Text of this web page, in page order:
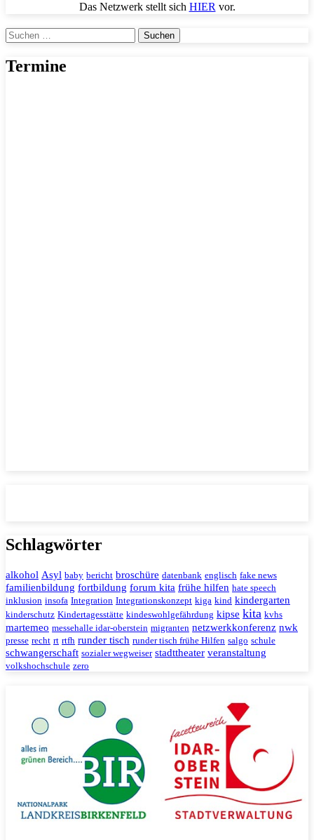
Das Netzwerk stellt sich HIERvor.
Suchen
nach:
Termine
Schlagwörter
alkohol Asyl baby bericht broschüre datenbank englisch fake news
familienbildung fortbildung forum kita frühe hilfen hate speech
inklusion insofa Integration Integrationskonzept kiga kind kindergarten
kinderschutz Kindertagesstätte kindeswohlgefährdung kipse kita kvhs
martemeo messehalle idar-oberstein migranten netzwerkkonferenz nwk
presse recht rt rtfh runder tisch runder tisch frühe Hilfen salgo schule
schwangerschaft sozialer wegweiser stadttheater veranstaltung
volkshochschule zero